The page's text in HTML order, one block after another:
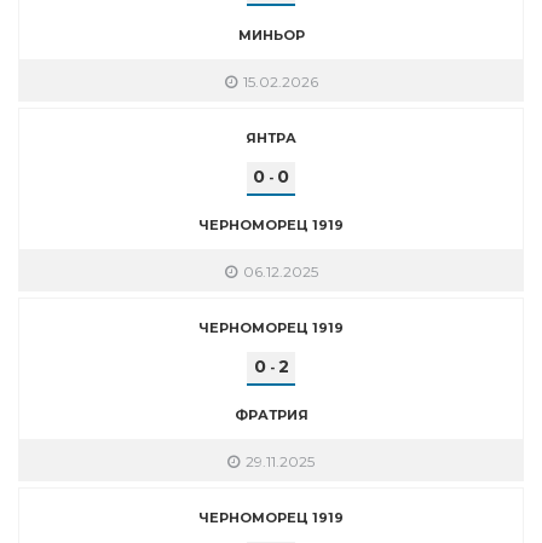
МИНЬОР
15.02.2026
ЯНТРА
0 - 0
ЧЕРНОМОРЕЦ 1919
06.12.2025
ЧЕРНОМОРЕЦ 1919
0- 2
ФРАТРИЯ
29.11.2025
ЧЕРНОМОРЕЦ 1919